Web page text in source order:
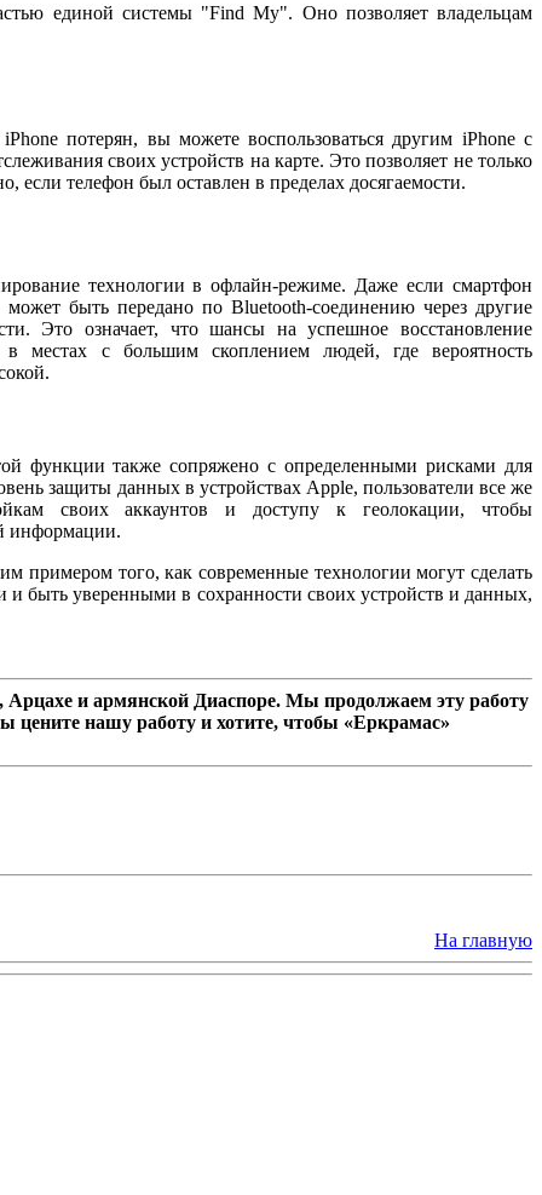
единой системы "Find My". Оно позволяет владельцам
потерян, вы можете воспользоваться другим iPhone с
своих устройств на карте. Это позволяет не только
если телефон был оставлен в пределах досягаемости.
технологии в офлайн-режиме. Даже если смартфон
быть передано по Bluetooth-соединению через другие
Это означает, что шансы на успешное восстановление
в местах с большим скоплением людей, где вероятность
функции также сопряжено с определенными рисками для
защиты данных в устройствах Apple, пользователи все же
своих аккаунтов и доступу к геолокации, чтобы
информации.
примером того, как современные технологии могут сделать
и быть уверенными в сохранности своих устройств и данных,
и армянской Диаспоре. Мы продолжаем эту работу
цените нашу работу и хотите, чтобы «Еркрамас»
На главную